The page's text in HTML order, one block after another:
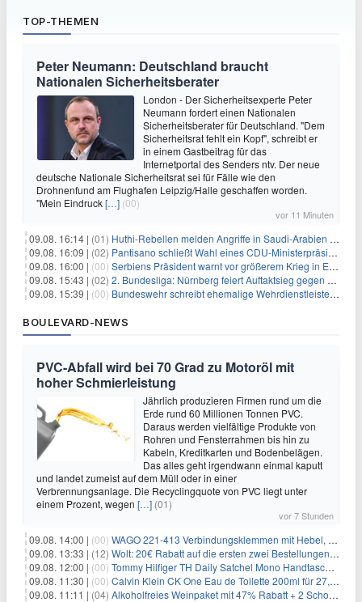
TOP-THEMEN
Peter Neumann: Deutschland braucht
Nationalen Sicherheitsberater
London - Der Sicherheitsexperte Peter
Neumann fordert einen Nationalen
Sicherheitsberater für Deutschland. "Dem
Sicherheitsrat fehlt ein Kopf", schreibt er
in einem Gastbeitrag für das
Internetportal des Senders ntv. Der neue
deutsche Nationale Sicherheitsrat sei für Fälle wie den
Drohnenfund am Flughafen Leipzig/Halle geschaffen worden.
"Mein Eindruck[…] (00)
vor 11 Minuten
09.08. 16:14 | (01) Huthi-Rebellen melden Angriffe in Saudi-Arabien und im Jemen
09.08. 16:09 | (02) Pantisano schließt Wahl eines CDU-Ministerpräsident nicht aus
09.08. 16:00 | (00) Serbiens Präsident warnt vor größerem Krieg in Europa
09.08. 15:43 | (02) 2. Bundesliga: Nürnberg feiert Auftaktsieg gegen Dresden
09.08. 15:39 | (00) Bundeswehr schreibt ehemalige Wehrdienstleistende an
BOULEVARD-NEWS
PVC-Abfall wird bei 70 Grad zu Motoröl mit
hoher Schmierleistung
Jährlich produzieren Firmen rund um die
Erde rund 60 Millionen Tonnen PVC.
Daraus werden vielfältige Produkte von
Rohren und Fensterrahmen bis hin zu
Kabeln, Kreditkarten und Bodenbelägen.
Das alles geht irgendwann einmal kaputt
und landet zumeist auf dem Müll oder in einer
Verbrennungsanlage. Die Recyclingquote von PVC liegt unter
einem Prozent, wegen […] (01)
vor 7 Stunden
09.08. 14:00 | (00) WAGO 221-413 Verbindungsklemmen mit Hebel, 50 Stück für 14,99€
09.08. 13:33 | (12) Wolt: 20€ Rabatt auf die ersten zwei Bestellungen für Neukunden
09.08. 12:00 | (00) Tommy Hilfiger TH Daily Satchel Mono Handtasche für 73,97€
09.08. 11:30 | (00) Calvin Klein CK One Eau de Toilette 200ml für 27,99€
09.08. 11:11 | (04) Alkoholfreies Weinpaket mit 47% Rabatt + 2 Schott Zwiesel Gläser GRATIS für 29,99€